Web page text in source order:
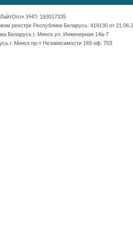
УНП: 193017335
реестре Республики Беларусь: 419130 от
Беларусь г. Минск ул. Инженерная 14а-7
г. Минск пр-т Независимости 169 оф. 703